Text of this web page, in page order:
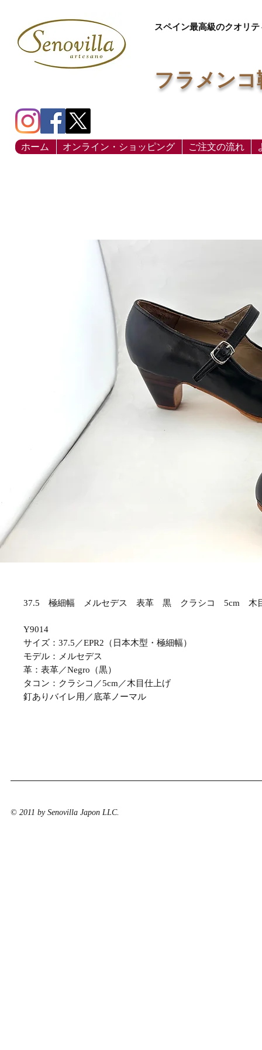
スペイン最高級のクオリ
フラメン
ホーム オンライン・ショッピング ご注文の流れ
37.5 極細幅 メルセデス 表革 黒 クラシコ 5cm 木
Y9014
サイズ：37.5／EPR2（日本木型・極細幅）
モデル：メルセデス
革：表革／Negro（黒）
タコン：クラシコ／5cm／木目仕上げ
釘ありバイレ用／底革ノーマル
© 2011 by Senovilla Japon LLC.